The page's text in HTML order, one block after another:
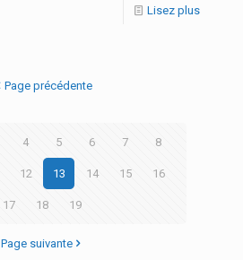
Lisez plus
Page précédente
4 5 6 7 8
12 13 14 15 16
17 18 19
Page suivante